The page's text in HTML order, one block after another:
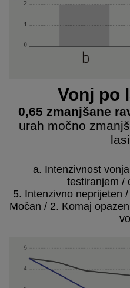
Vonj po
0,65 zmanjšane
urah močno
a. Intenzivnost
testiranjem /
5. Intenzivno neprijeten
Močan / 2. Komaj